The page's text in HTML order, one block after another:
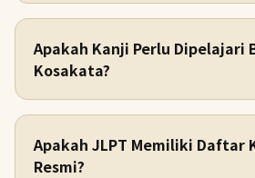
Apakah Kanji Perlu Dipelajari
Kosakata?
Apakah JLPT Memiliki Daftar
Resmi?